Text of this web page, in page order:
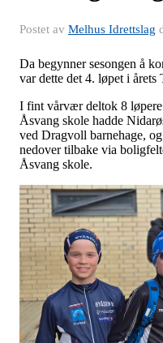
Postet av Melhus Idrettslag
Da begynner sesongen å
var dette det 4. løpet i årets
I fint vårvær deltok 8
Åsvang skole hadde
ved Dragvoll barnehage,
nedover tilbake via
Åsvang skole.